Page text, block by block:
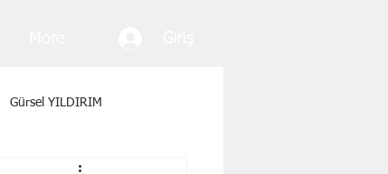
Gürsel YILDIRIM